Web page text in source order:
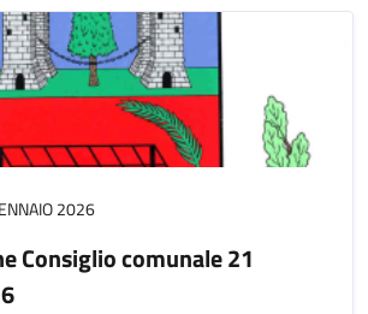
2026
Consiglio comunale 21